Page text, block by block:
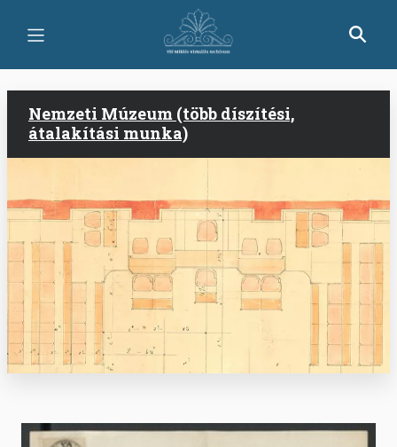
tartalomra
Nemzeti Múzeum (több díszítési,
átalakítási munka)